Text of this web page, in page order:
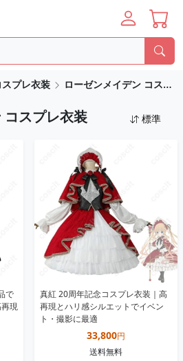
プレ衣装 ローゼンメイデン コスプレ衣装
コスプレ衣装 標準
で
現
真紅 20周年記念コスプレ衣装｜高
再現とハリ感シルエットでイベン
ト・撮影に最適
33,800円
送料無料